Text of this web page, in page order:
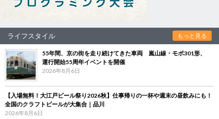
ライフスタイル もっと見る
55年間、京の街を走り続けてきた車両 嵐山線・モボ301形、
運行開始55周年イベントを開催
2026年8月6日
【入場無料！大江戸ビール祭り2026秋】仕事帰りの一杯や週末の昼飲みにも！
全国のクラフトビールが大集合｜品川
2026年8月6日